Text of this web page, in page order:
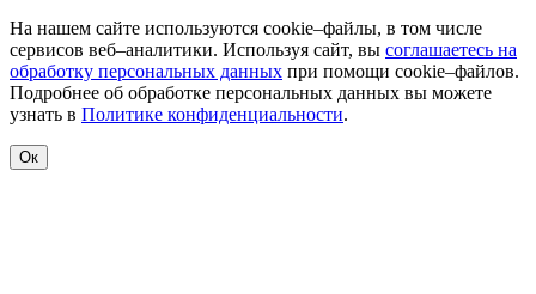
На нашем сайте используются cookie–файлы, в том числе
сервисов веб–аналитики. Используя сайт, вы соглашаетесь на
обработку персональных данных при помощи cookie–файлов.
Подробнее об обработке персональных данных вы можете
узнать в Политике конфиденциальности.
Ок